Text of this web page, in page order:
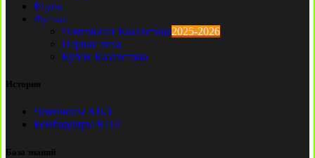
Клубы
Футзал
Чемпионат Казахстана2025-2026
Первая лига
Кубок Казахстана
История
Чемпионы КПЛ
Бомбардиры КПЛ
База знаний